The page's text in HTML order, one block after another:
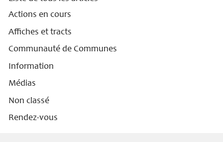
Actions en cours
Affiches et tracts
Communauté de Communes
Information
Médias
Non classé
Rendez-vous